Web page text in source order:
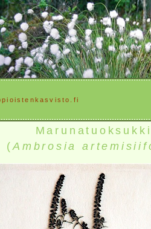
Marunatuoksukki
(Ambrosia